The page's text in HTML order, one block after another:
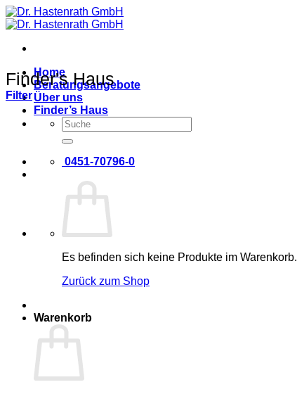
Zum
Inhalt
Home
Beratungsangebote
Über uns
Finder’s Haus
Suche
nach:
0451-70796-0
Es befinden sich keine Produkte im Warenkorb.
Zurück zum Shop
Warenkorb
Finder's Haus
Filter